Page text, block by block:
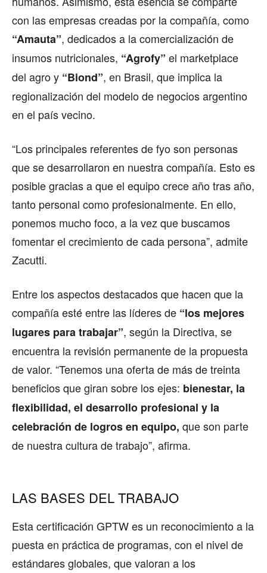
con las empresas creadas por la compañía, como
“Amauta”, dedicados a la comercialización de
insumos nutricionales, “Agrofy” el marketplace
del agro y “Biond”, en Brasil, que implica la
regionalización del modelo de negocios argentino
en el país vecino.
“Los principales referentes de fyo son personas
que se desarrollaron en nuestra compañía. Esto es
posible gracias a que el equipo crece año tras año,
tanto personal como profesionalmente. En ello,
ponemos mucho foco, a la vez que buscamos
fomentar el crecimiento de cada persona”, admite
Zacutti.
Entre los aspectos destacados que hacen que la
compañía esté entre las líderes de “los mejores
lugares para trabajar”, según la Directiva, se
encuentra la revisión permanente de la propuesta
de valor. “Tenemos una oferta de más de treinta
beneficios que giran sobre los ejes: bienestar, la
flexibilidad, el desarrollo profesional y la
celebración de logros en equipo, que son parte
de nuestra cultura de trabajo”, afirma.
LAS BASES DEL TRABAJO
Esta certificación GPTW es un reconocimiento a la
puesta en práctica de programas, con el nivel de
estándares globales, que valoran a los